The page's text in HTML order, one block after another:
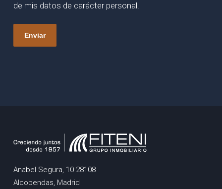
de mis datos de carácter personal.
Anabel Segura, 10 28108
Alcobendas, Madrid